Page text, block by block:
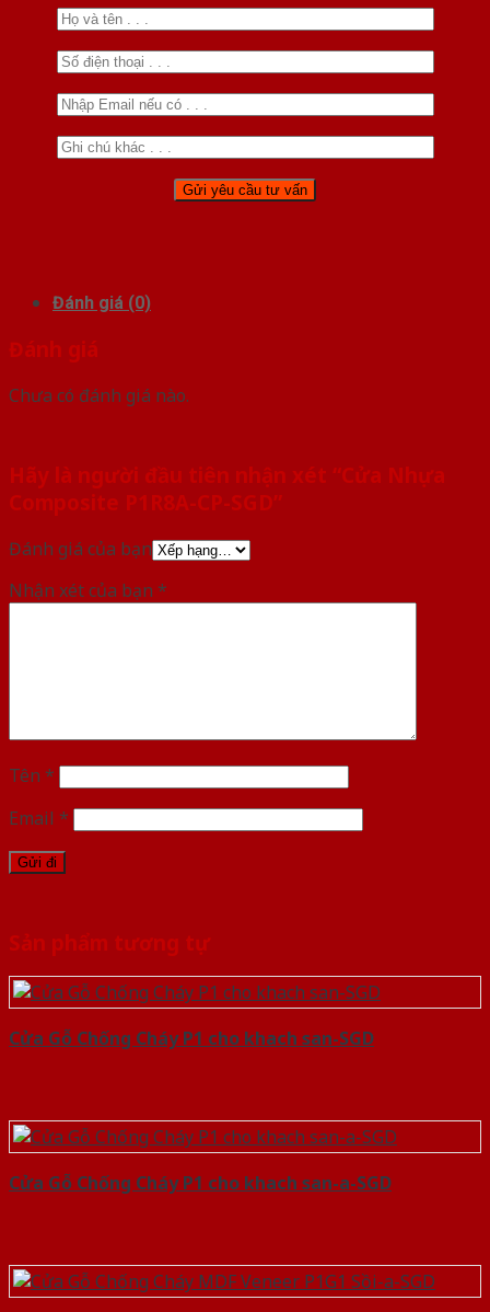
Đánh giá (0)
Đánh giá
Chưa có đánh giá nào.
Hãy là người đầu tiên nhận xét “Cửa Nhựa
Composite P1R8A-CP-SGD”
Đánh giá của bạn
Nhận xét của bạn *
Tên *
Email *
Sản phẩm tương tự
Cửa Gỗ Chống Cháy P1 cho khach san-SGD
Cửa Gỗ Chống Cháy P1 cho khach san-a-SGD